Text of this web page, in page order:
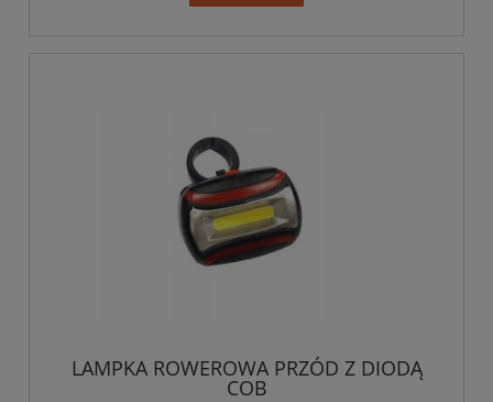
LAMPKA ROWEROWA PRZÓD Z DIODĄ
COB